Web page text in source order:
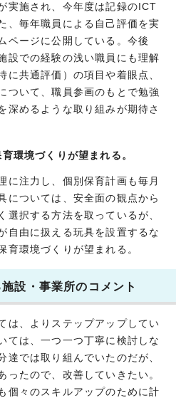
実施され、今年度は記録のICT
、毎年職員による自己評価を実
ページに公開している。今後
設での経験の浅い職員にも理解
に共通評価）の項目や着眼点、
ついて、職員参画のもとで勉強
深めるような取り組みが期待さ
環境づくりが望まれる。
に注力し、個別保育計画も毎月
については、安全面の観点から
選択する方法を取っているが、
自由に扱える玩具を設置するな
育環境づくりが望まれる。
設・事業所のコメント
は、よりステップアップしてい
ては、一つ一つ丁寧に検討しな
達では取り組んでいたのだが、
ったので、改善していきたい。
個々のスキルアップのために計